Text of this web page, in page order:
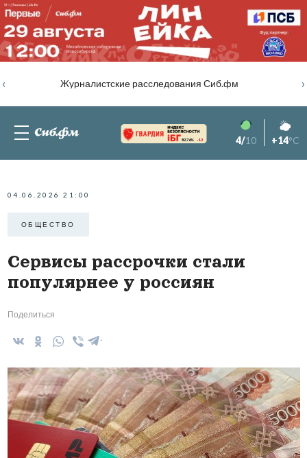
Журналистские расследования Сиб.фм
‹ ›
82.76% -1.2 4/10 +14°C
04.06.2026 21:00
ОБЩЕСТВО
Сервисы рассрочки стали
популярнее у россиян
Поделиться